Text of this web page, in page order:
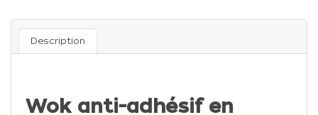
Description
Wok anti-adhésif en